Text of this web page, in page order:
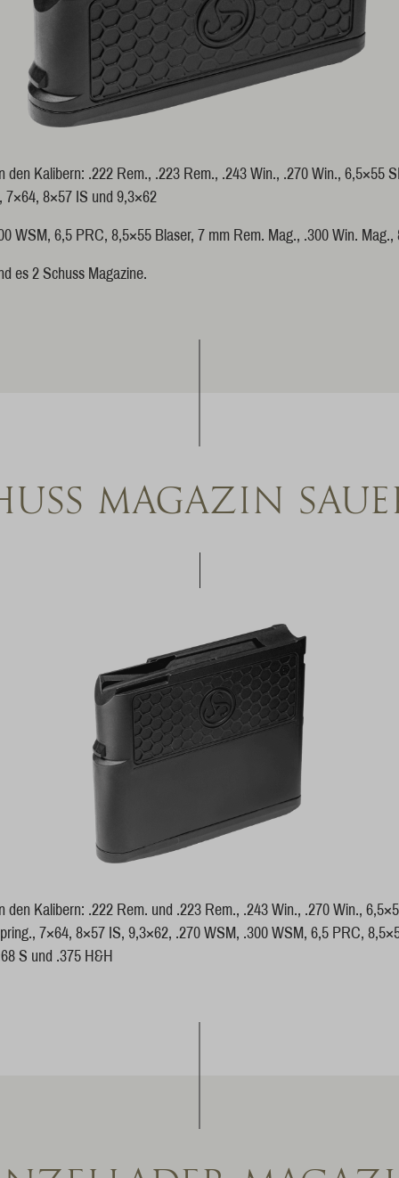
den Kalibern: .222 Rem., .223 Rem., .243 Win., .270 Win., 6,5×55
7×64, 8×57 IS und 9,3×62
WSM, 6,5 PRC, 8,5×55 Blaser, 7 mm Rem. Mag., .300 Win.
es 2 Schuss Magazine.
MAGAZIN
Kalibern: .222 Rem. und .223 Rem., .243 Win., .270 Win.,
7×64, 8×57 IS, 9,3×62, .270 WSM, .300 WSM, 6,5 PRC,
S und .375 H&H